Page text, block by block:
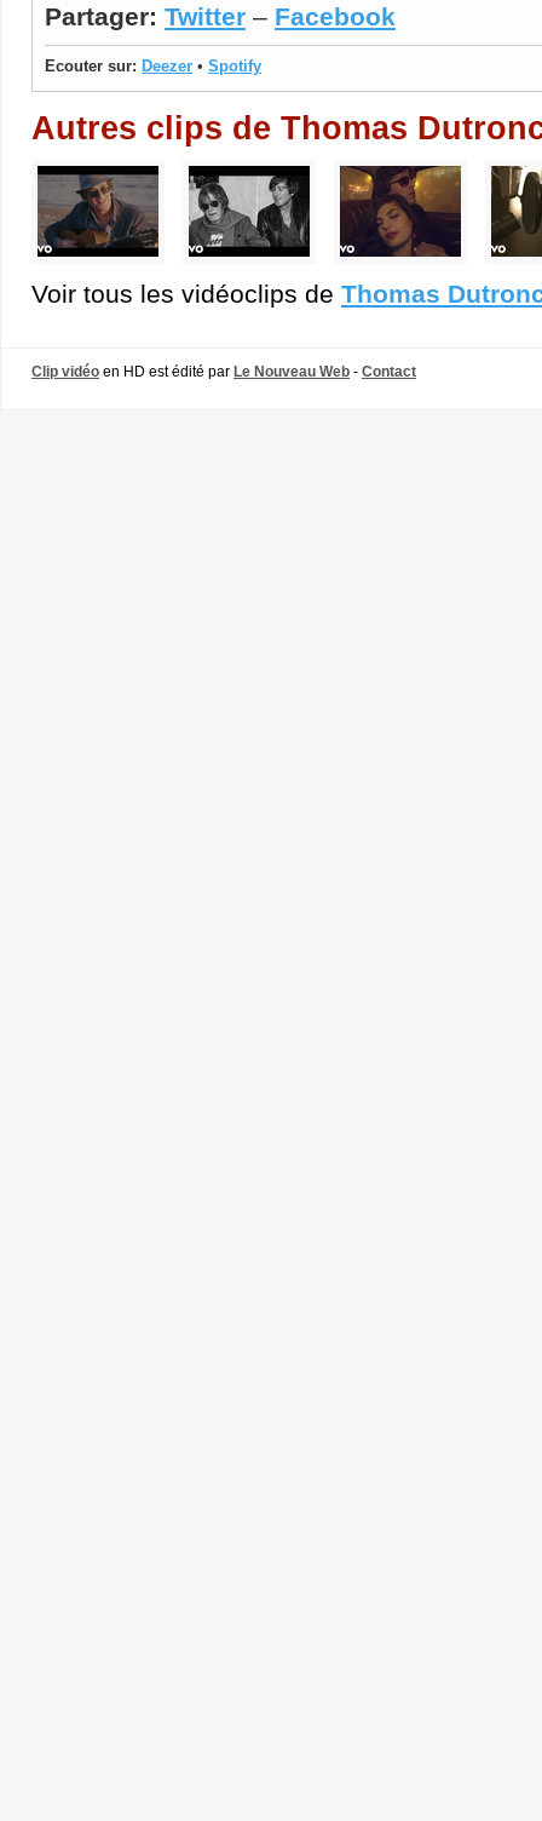
Partager: Twitter – Facebook
Ecouter sur: Deezer • Spotify
Autres clips de Thomas
Voir tous les vidéoclips de Thomas
Clip vidéo en HD est édité par Le Nouveau Web - Contact